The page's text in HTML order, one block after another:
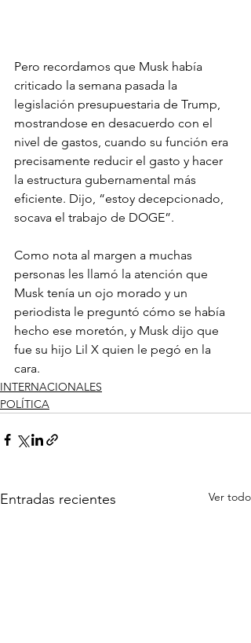
Pero recordamos que Musk había
criticado la semana pasada la
legislación presupuestaria de Trump,
mostrandose en desacuerdo con el
nivel de gastos, cuando su función era
precisamente reducir el gasto y hacer
la estructura gubernamental más
eficiente. Dijo, “estoy decepcionado,
socava el trabajo de DOGE”.
Como nota al margen a muchas
personas les llamó la atención que
Musk tenía un ojo morado y un
periodista le preguntó cómo se había
hecho ese moretón, y Musk dijo que
fue su hijo Lil X quien le pegó en la
cara.
INTERNACIONALES
POLÍTICA
Entradas recientes Ver todo